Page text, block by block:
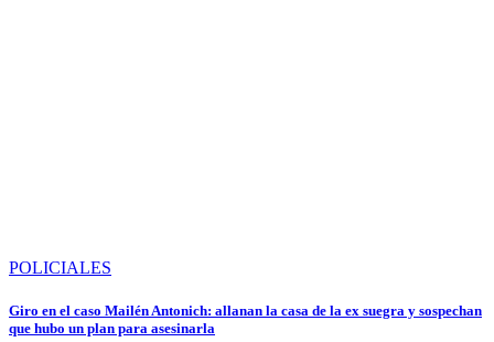
POLICIALES
Giro en el caso Mailén Antonich: allanan la casa de la ex suegra y sospechan
que hubo un plan para asesinarla